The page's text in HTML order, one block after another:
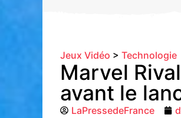
Jeux Vidéo > Technologie
Marvel
avant le
LaPressedeFrance